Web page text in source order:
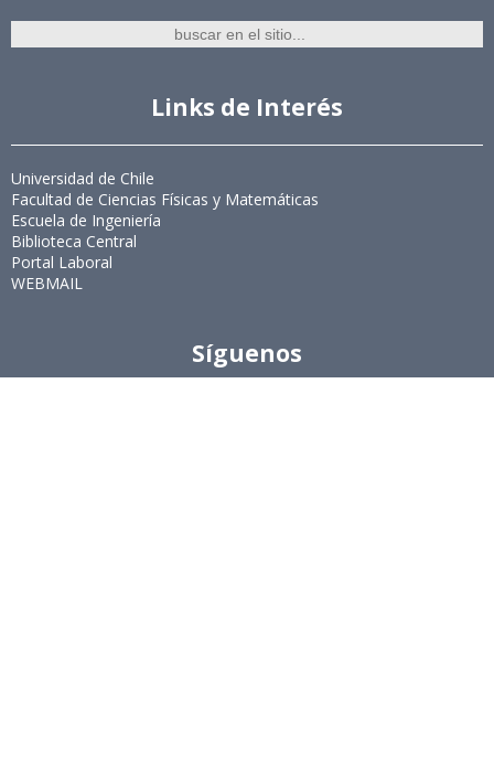
Links de Interés
Universidad de Chile
Facultad de Ciencias Físicas y Matemáticas
Escuela de Ingeniería
Biblioteca Central
Portal Laboral
WEBMAIL
Síguenos